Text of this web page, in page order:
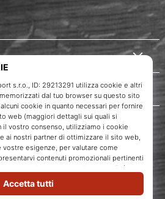
WePlayVolleyball.it